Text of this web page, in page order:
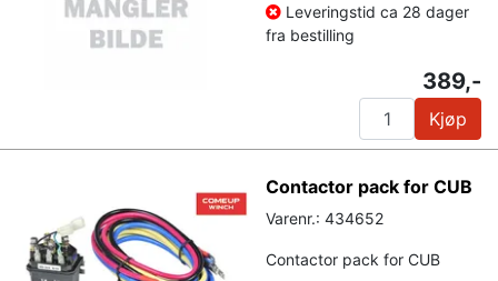
Leveringstid ca 28 dager
fra bestilling
389,-
Kjøp
Contactor pack for CUB
Varenr.: 434652
Contactor pack for CUB